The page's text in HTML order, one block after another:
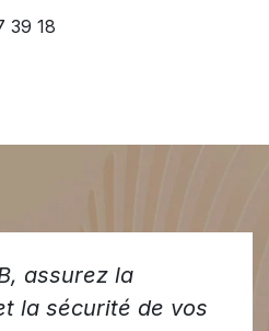
39 18
assurez la
la sécurité de vos